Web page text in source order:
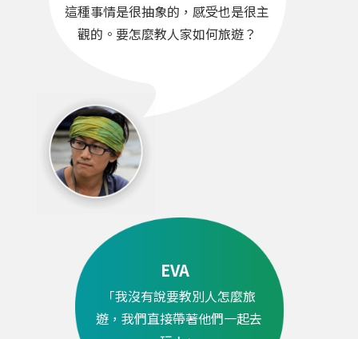
這種事情是很抽象的，感受也是很主
觀的。要怎麼教人家如何旅遊？
EVA
「我沒有說要教別人怎麼旅
遊，我們直接帶著他們一起去